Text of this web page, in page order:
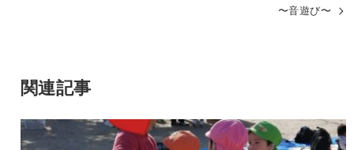
〜音遊び〜
関連記事